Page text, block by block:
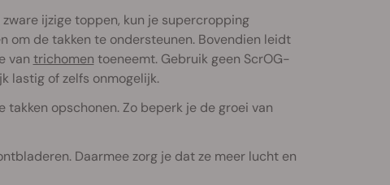
ijzige toppen, kun je supercropping
om de takken te ondersteunen. Bovendien leidt
van trichomen toeneemt. Gebruik geen ScrOG-
lastig of zelfs onmogelijk.
opschonen. Zo beperk je de groei van
Daarmee zorg je dat ze meer lucht en